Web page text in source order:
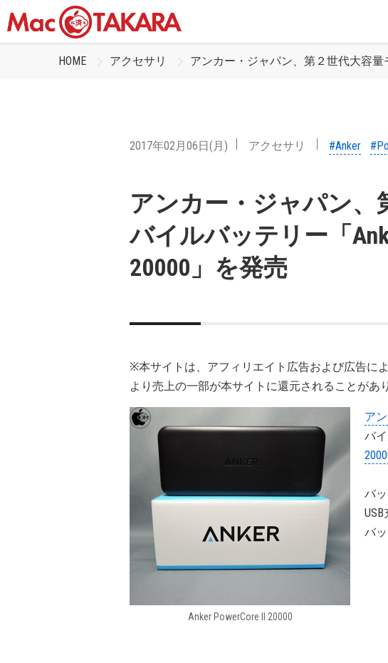
HOME アクセサリ アンカー・ジャパン、第２世代大容量
2017年02月06日(月) アクセサリ #Anker
アンカー・ジャパン、
バイルバッテリー「
20000」を発売
※本サイトは、アフィリエイト広告および広告に
より売上の一部が本サイトに還元されることがあ
Anker PowerCore II 20000
ア
バ
バ
バ